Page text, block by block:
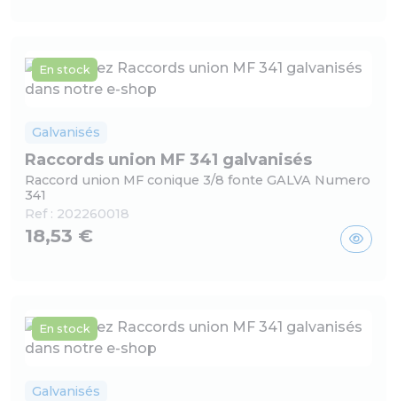
En stock
Galvanisés
Raccords union MF 341 galvanisés
Raccord union MF conique 3/8 fonte GALVA Numero
341
Ref : 202260018
18,53 €
En stock
Galvanisés